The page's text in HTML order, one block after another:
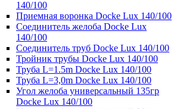
140/100
Приемная воронка Docke Lux 140/100
Соединитель желоба Docke Lux
140/100
Соединитель труб Docke Lux 140/100
Тройник трубы Docke Lux 140/100
Труба L=1.5m Docke Lux 140/100
Труба L=3,0m Docke Lux 140/100
Угол желоба универсальный 135гр
Docke Lux 140/100